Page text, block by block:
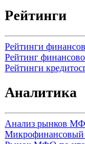
Рейтинги
Рейтинги
Рейтинг
Рейтинги
Аналитика
Анализ рынков
Микрофинансовый